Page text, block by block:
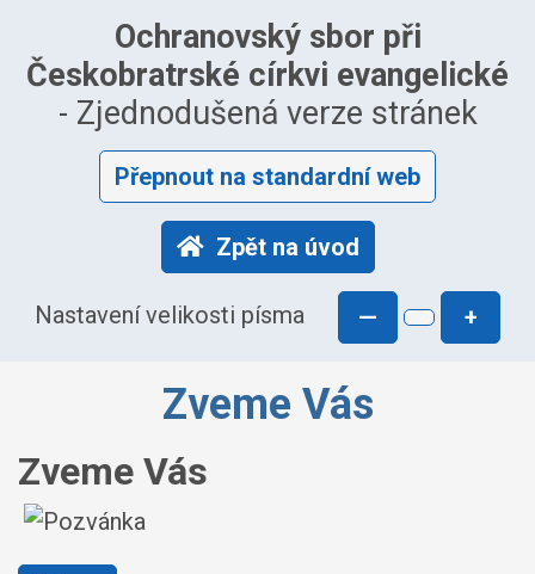
Ochranovský sbor při
Českobratrské církvi evangelické
- Zjednodušená verze stránek
Přepnout na standardní web
Zpět na úvod
Nastavení velikosti písma — +
Zveme Vás
Zveme Vás